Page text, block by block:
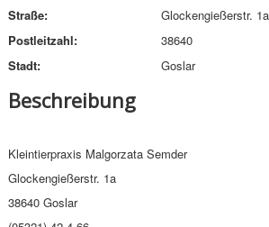
Straße:
Glockengießerstr. 1a
Postleitzahl:
38640
Stadt:
Goslar
Beschreibung
Kleintierpraxis Malgorzata Semder
Glockengießerstr. 1a
38640 Goslar